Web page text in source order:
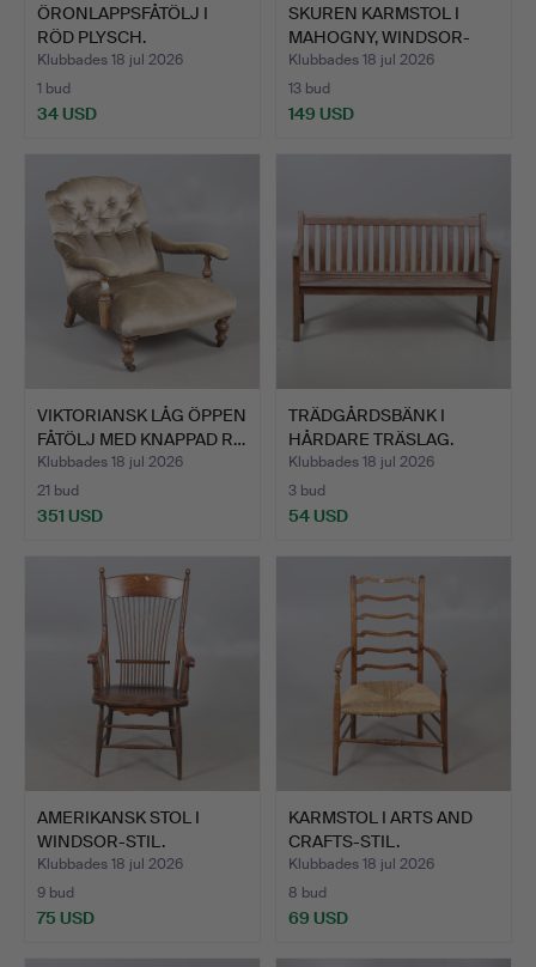
ÖRONLAPPSFÅTÖLJ I
RÖD PLYSCH.
Klubbades 18 jul 2026
1 bud
34 USD
SKUREN KARMSTOL I
MAHOGNY, WINDSOR-
MODELL,…
Klubbades 18 jul 2026
13 bud
149 USD
VIKTORIANSK LÅG ÖPPEN
FÅTÖLJ MED KNAPPAD R…
Klubbades 18 jul 2026
21 bud
351 USD
TRÄDGÅRDSBÄNK I
HÅRDARE TRÄSLAG.
Klubbades 18 jul 2026
3 bud
54 USD
AMERIKANSK STOL I
WINDSOR-STIL.
Klubbades 18 jul 2026
9 bud
75 USD
KARMSTOL I ARTS AND
CRAFTS-STIL.
Klubbades 18 jul 2026
8 bud
69 USD